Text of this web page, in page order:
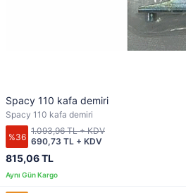
Spacy 110 kafa demiri
Spacy 110 kafa demiri
%36
815,06 TL
690,73 TL + KDV
1.093,96 TL + KDV